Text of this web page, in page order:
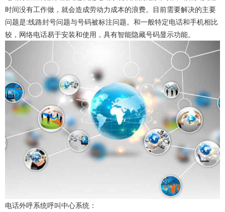
时间没有工作做，就会造成劳动力成本的浪费。目前需要解决的主要
问题是:线路封号问题与号码被标注问题。和一般特定电话和手机相比
较，网络电话易于安装和使用，具有智能隐藏号码显示功能。
电话外呼系统呼叫中心系统：